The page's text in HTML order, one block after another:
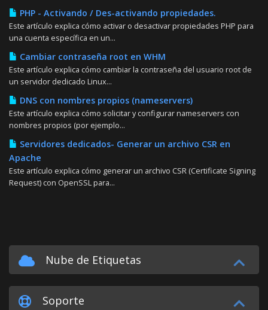
PHP - Activando / Des-activando propiedades.
Este artículo explica cómo activar o desactivar propiedades PHP para
una cuenta específica en un...
Cambiar contraseña root en WHM
Este artículo explica cómo cambiar la contraseña del usuario root de
un servidor dedicado Linux...
DNS con nombres propios (nameservers)
Este artículo explica cómo solicitar y configurar nameservers con
nombres propios (por ejemplo...
Servidores dedicados- Generar un archivo CSR en
Apache
Este artículo explica cómo generar un archivo CSR (Certificate Signing
Request) con OpenSSL para...
Nube de Etiquetas
Soporte